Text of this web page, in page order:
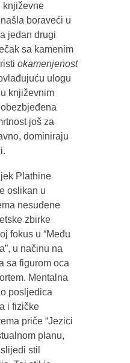
književne
boraveći u
jedan drugi
sa kamenim
okamenjenost
ulogu
književnim
još za
dominiraju
Plathine
oslikan u
nesuđene
zbirke
fokus u “Među
u načinu na
sa figurom oca
Mentalna
posljedica
i fizičke
priče “Jezici
planu,
stil